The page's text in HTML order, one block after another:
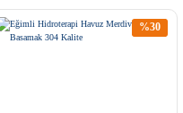
%30